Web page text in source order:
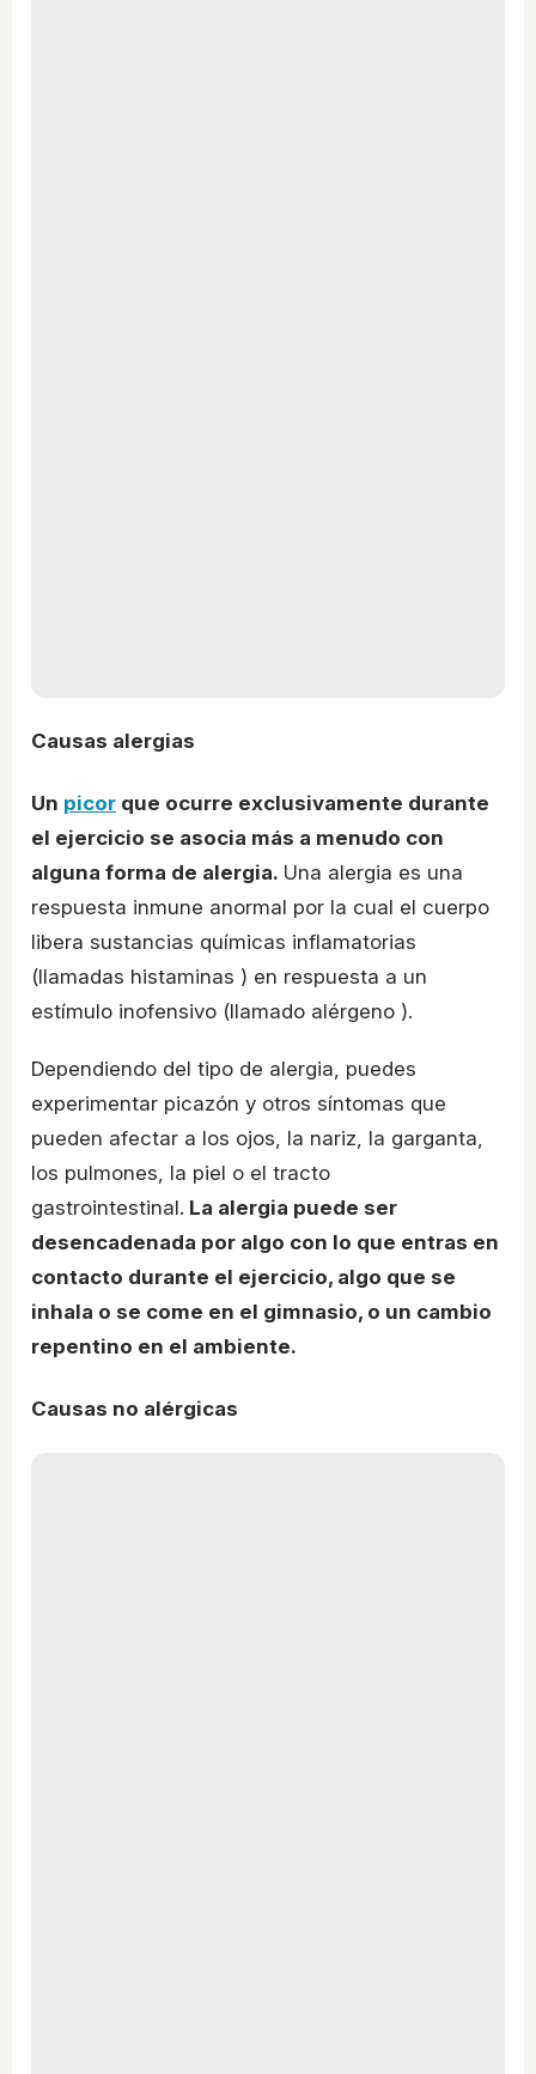
Causas alergias
Un picor que ocurre exclusivamente durante
el ejercicio se asocia más a menudo con
alguna forma de alergia. Una alergia es una
respuesta inmune anormal por la cual el cuerpo
libera sustancias químicas inflamatorias
(llamadas histaminas ) en respuesta a un
estímulo inofensivo (llamado alérgeno ).
Dependiendo del tipo de alergia, puedes
experimentar picazón y otros síntomas que
pueden afectar a los ojos, la nariz, la garganta,
los pulmones, la piel o el tracto
gastrointestinal. La alergia puede ser
desencadenada por algo con lo que entras en
contacto durante el ejercicio, algo que se
inhala o se come en el gimnasio, o un cambio
repentino en el ambiente.
Causas no alérgicas